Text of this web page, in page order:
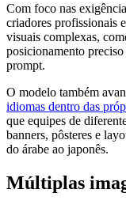
Com foco nas
criadores profissionais
visuais complexas,
posicionamento
prompt.
O modelo também
idiomas dentro das
que equipes de
banners, pôsteres e
do árabe ao japonês.
Múltiplas